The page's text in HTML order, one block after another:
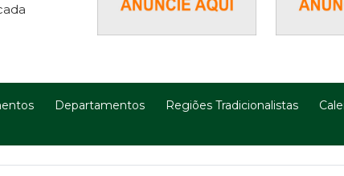
Departamentos Regiões Tradicionalistas